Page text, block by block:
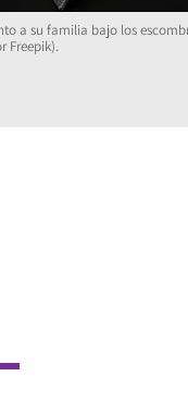
a su familia bajo los
Freepik).